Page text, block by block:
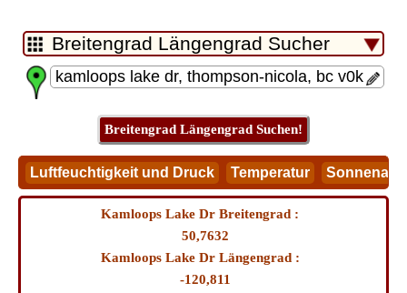
Kamloops Lake Dr Breitengrad :
50,7632
Kamloops Lake Dr Längengrad :
-120,811